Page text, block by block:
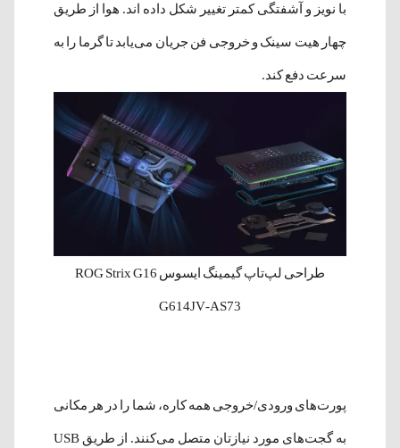
با نویز و آشفتگی کمتر تغییر شکل داده اند. هوا از طریق
چهار هیت سینک و خروجی فن جریان می‌یابد تا گرما را به
سرعت دفع کند.
طراحی لپ‌‌تاپ گیمینگ ایسوس ROG Strix G16
G614JV-AS73
پورت‌های ورودی/خروجی همه کاره، شما را در هر مکانی
به گجت‌های مورد نیازتان متصل می‌کنند. از طریق USB